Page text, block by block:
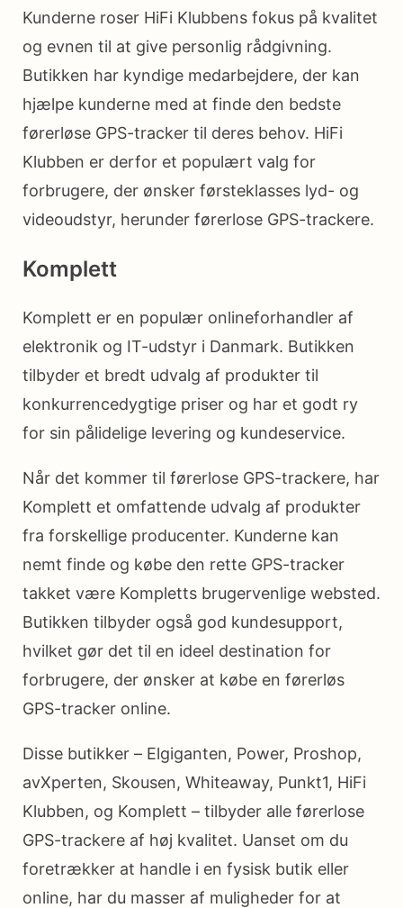
Kunderne roser HiFi Klubbens fokus på kvalitet
og evnen til at give personlig rådgivning.
Butikken har kyndige medarbejdere, der kan
hjælpe kunderne med at finde den bedste
førerløse GPS-tracker til deres behov. HiFi
Klubben er derfor et populært valg for
forbrugere, der ønsker førsteklasses lyd- og
videoudstyr, herunder førerlose GPS-trackere.
Komplett
Komplett er en populær onlineforhandler af
elektronik og IT-udstyr i Danmark. Butikken
tilbyder et bredt udvalg af produkter til
konkurrencedygtige priser og har et godt ry
for sin pålidelige levering og kundeservice.
Når det kommer til førerlose GPS-trackere, har
Komplett et omfattende udvalg af produkter
fra forskellige producenter. Kunderne kan
nemt finde og købe den rette GPS-tracker
takket være Kompletts brugervenlige websted.
Butikken tilbyder også god kundesupport,
hvilket gør det til en ideel destination for
forbrugere, der ønsker at købe en førerløs
GPS-tracker online.
Disse butikker – Elgiganten, Power, Proshop,
avXperten, Skousen, Whiteaway, Punkt1, HiFi
Klubben, og Komplett – tilbyder alle førerlose
GPS-trackere af høj kvalitet. Uanset om du
foretrækker at handle i en fysisk butik eller
online, har du masser af muligheder for at